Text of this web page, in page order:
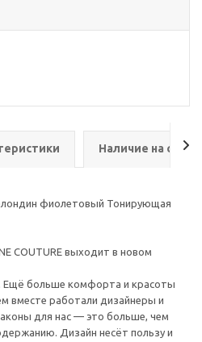
Наличие на
фиолетовый Тонирующая
COUTURE выходит в новом
Ещё больше комфорта и красоты
вместе работали дизайнеры и
для нас — это больше, чем
Дизайн несёт пользу и